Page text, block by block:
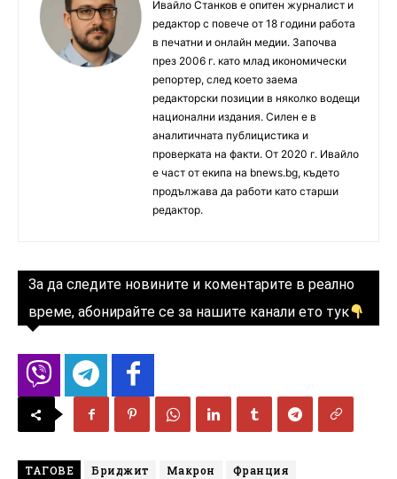
Ивайло Станков е опитен журналист и
редактор с повече от 18 години работа
в печатни и онлайн медии. Започва
през 2006 г. като млад икономически
репортер, след което заема
редакторски позиции в няколко водещи
национални издания. Силен е в
аналитичната публицистика и
проверката на факти. От 2020 г. Ивайло
е част от екипа на bnews.bg, където
продължава да работи като старши
редактор.
За да следите новините и коментарите в реално
време, абонирайте се за нашите канали ето тук
ТАГОВЕ Бриджит Макрон Франция